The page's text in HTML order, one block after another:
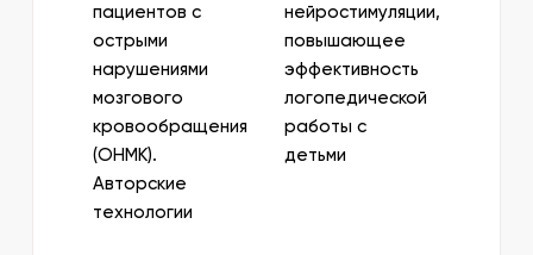
пациентов с
острыми
нарушениями
мозгового
кровообращения
(ОНМК).
Авторские
технологии
нейростимуляции,
повышающее
эффективность
логопедической
работы с
детьми